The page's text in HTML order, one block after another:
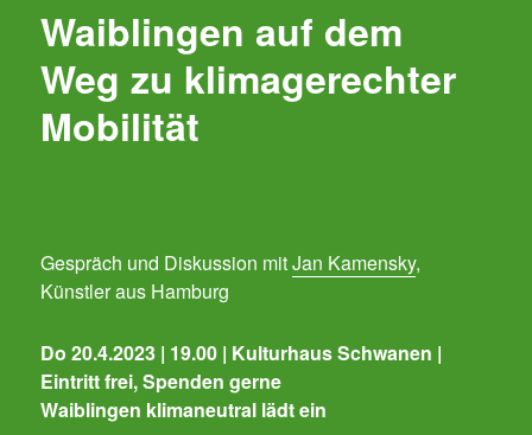
Waiblingen auf dem
Weg zu klimagerechter
Mobilität
Gespräch und Diskussion mitJan Kamensky,
Künstler aus Hamburg
Do 20.4.2023 | 19.00 | Kulturhaus Schwanen |
Eintritt frei, Spenden gerne
Waiblingen klimaneutral lädt ein